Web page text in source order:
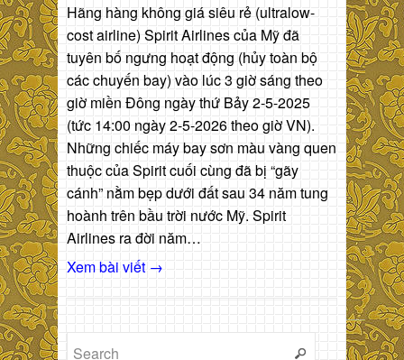
Hãng hàng không giá siêu rẻ (ultralow-
cost airline) Spirit Airlines của Mỹ đã
tuyên bố ngưng hoạt động (hủy toàn bộ
các chuyến bay) vào lúc 3 giờ sáng theo
giờ miền Đông ngày thứ Bảy 2-5-2025
(tức 14:00 ngày 2-5-2026 theo giờ VN).
Những chiếc máy bay sơn màu vàng quen
thuộc của Spirit cuối cùng đã bị “gãy
cánh” nằm bẹp dưới đất sau 34 năm tung
hoành trên bầu trời nước Mỹ. Spirit
Airlines ra đời năm…
Xem bài viết →